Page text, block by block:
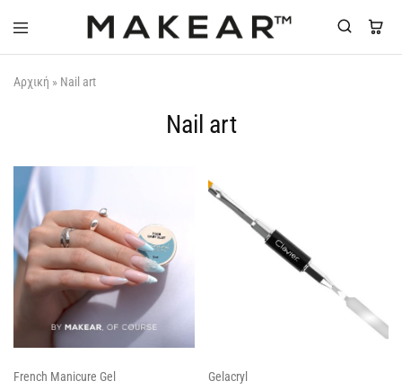
Makear-
Greece.gr
Αρχική » Nail art
Nail art
French Manicure Gel Gelacryl